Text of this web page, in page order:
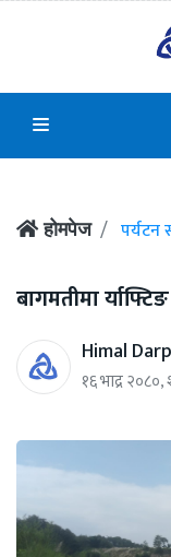
होमपेज पर्यटन
बागमतीमा
Himal
१६ भाद्र